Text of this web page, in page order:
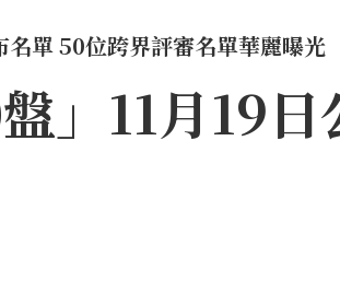
單 50位跨界評審名單華麗曝光
」11月19